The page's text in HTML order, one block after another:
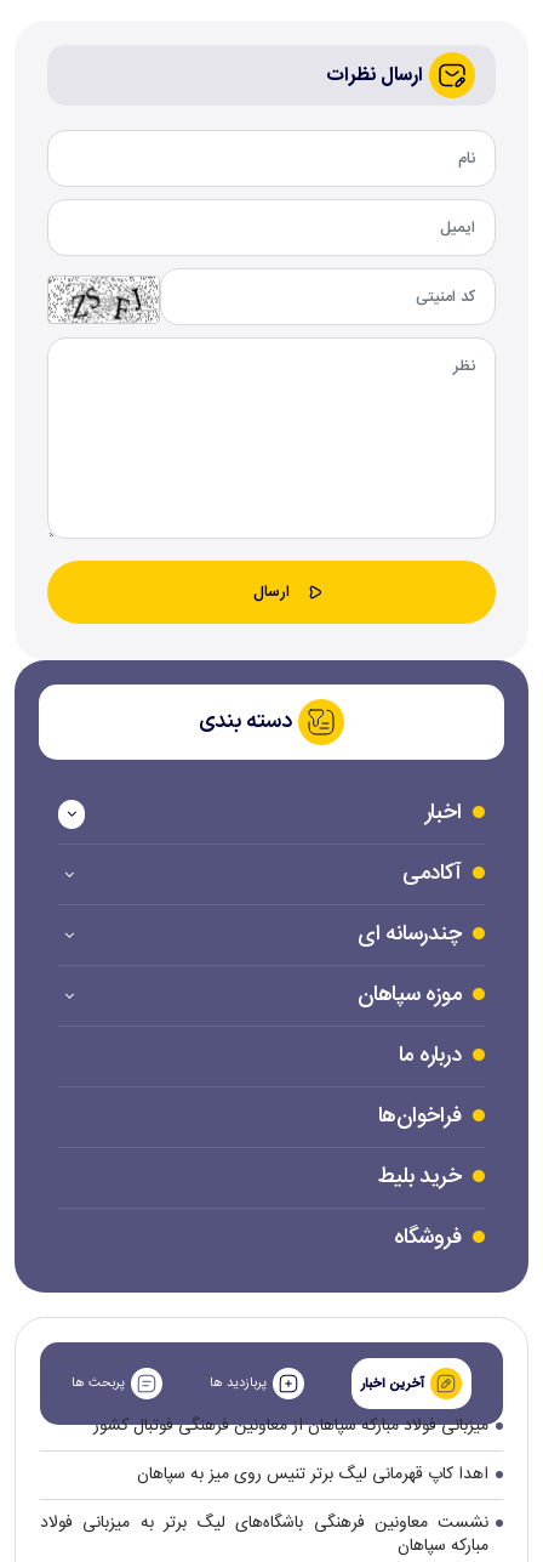
ارسال نظرات
دسته بندی
اخبار
آکادمی
چندرسانه ای
موزه سپاهان
درباره ما
فراخوان‌ها
خرید بلیط
فروشگاه
آخرین اخبار پربازدید ها پربحث ها
میزبانی فولاد مبارکه سپاهان از معاونین فرهنگی فوتبال کشور
اهدا کاپ قهرمانی لیگ برتر تنیس روی میز به سپاهان
نشست معاونین فرهنگی باشگاه‌های لیگ برتر به میزبانی فولاد
مبارکه سپاهان